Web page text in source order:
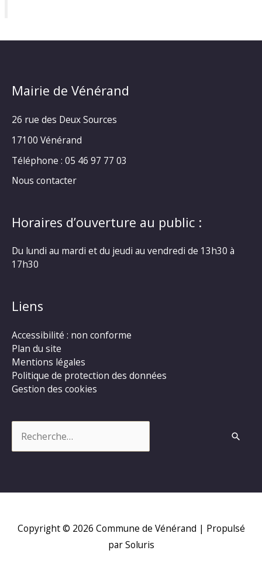
Mairie de Vénérand
26 rue des Deux Sources
17100 Vénérand
Téléphone : 05 46 97 77 03
Nous contacter
Horaires d’ouverture au public :
Du lundi au mardi et du jeudi au vendredi de 13h30 à
17h30
Liens
Accessibilité : non conforme
Plan du site
Mentions légales
Politique de protection des données
Gestion des cookies
Copyright © 2026 Commune de Vénérand | Propulsé
par Soluris